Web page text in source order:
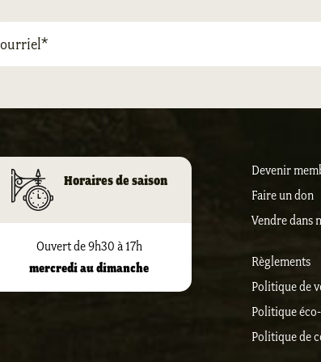
Horaires de saison
Ouvert de 9h30 à 17h
mercredi au dimanche
Devenir
Faire un don
Vendre dans
Règlements
Politique de
Politique
Politique de